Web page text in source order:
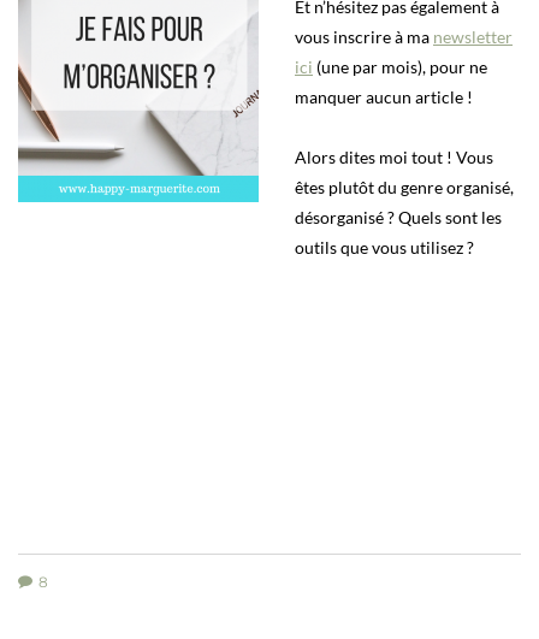
Et n’hésitez pas également à
vous inscrire à ma newsletter
ici (une par mois), pour ne
manquer aucun article !
Alors dites moi tout ! Vous
êtes plutôt du genre organisé,
désorganisé ? Quels sont les
outils que vous utilisez ?
8